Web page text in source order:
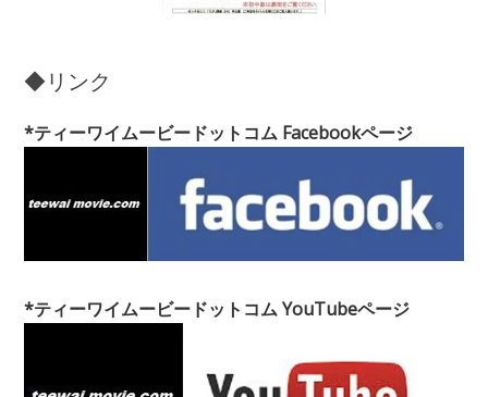
◆リンク
*ティーワイムービードットコム Facebookページ
*ティーワイムービードットコム YouTubeページ